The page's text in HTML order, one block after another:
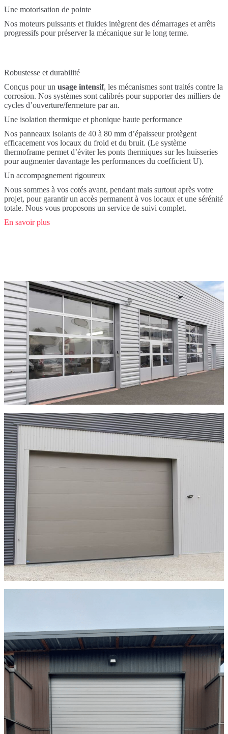
Une motorisation de pointe
Nos moteurs puissants et fluides intègrent des démarrages et arrêts
progressifs pour préserver la mécanique sur le long terme.
Robustesse et durabilité
Conçus pour un usage intensif, les mécanismes sont traités contre la
corrosion. Nos systèmes sont calibrés pour supporter des milliers de
cycles d’ouverture/fermeture par an.
Une isolation thermique et phonique haute performance
Nos panneaux isolants de 40 à 80 mm d’épaisseur protègent
efficacement vos locaux du froid et du bruit. (Le système
thermoframe permet d’éviter les ponts thermiques sur les huisseries
pour augmenter davantage les performances du coefficient U).
Un accompagnement rigoureux
Nous sommes à vos cotés avant, pendant mais surtout après votre
projet, pour garantir un accès permanent à vos locaux et une sérénité
totale. Nous vous proposons un service de suivi complet.
En savoir plus